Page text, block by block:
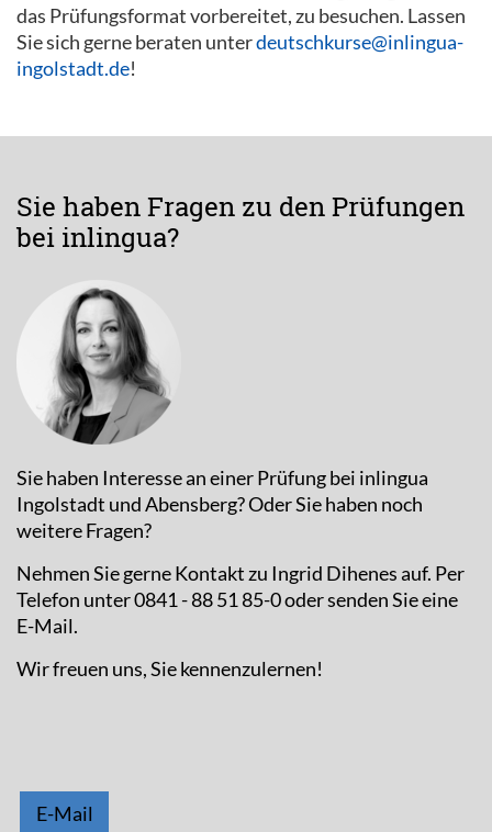
das Prüfungsformat vorbereitet, zu besuchen. Lassen
Sie sich gerne beraten unterdeutschkurse@inlingua-
ingolstadt.de!
Sie haben Fragen zu den Prüfungen
bei inlingua?
Sie haben Interesse an einer Prüfung bei inlingua
Ingolstadt und Abensberg? Oder Sie haben noch
weitere Fragen?
Nehmen Sie gerne Kontakt zu Ingrid Dihenes auf. Per
Telefon unter 0841 - 88 51 85-0 oder senden Sie eine
E-Mail.
Wir freuen uns, Sie kennenzulernen!
E-Mail